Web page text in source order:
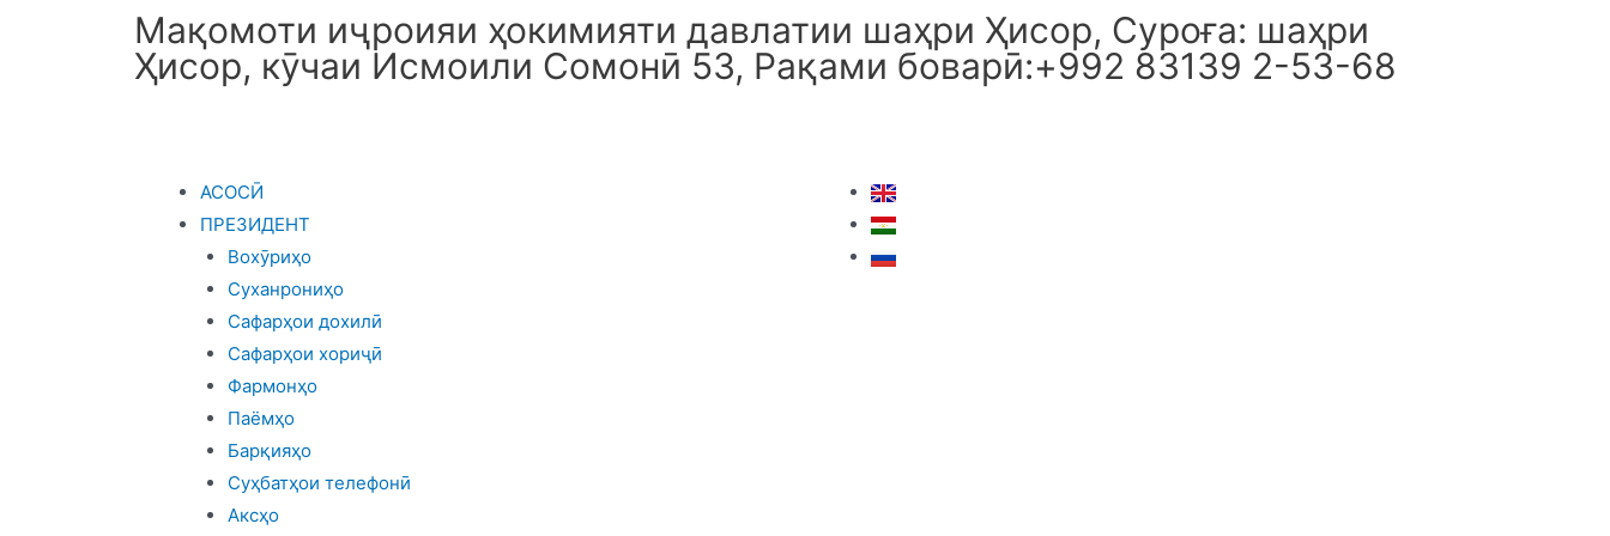
Мақомоти иҷроияи ҳокимияти давлатии шаҳри Ҳисор, Суроға: шаҳри
Ҳисор, кӯчаи Исмоили Сомонӣ 53, Рақами боварӣ:+992 83139 2-53-68
АСОСӢ
ПРЕЗИДЕНТ
Вохӯриҳо
Суханрониҳо
Сафарҳои дохилӣ
Сафарҳои хориҷӣ
Фармонҳо
Паёмҳо
Барқияҳо
Суҳбатҳои телефонӣ
Аксҳо